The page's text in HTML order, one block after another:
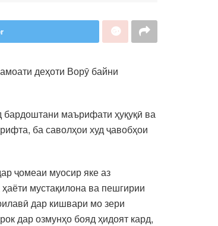
деҳоти Ворӯ байни
маърифати ҳуқуқӣ ва
ба саволҳои худ ҷавобҳои
ҷомеаи муосир яке аз
мустақилона ва пешгирии
дар кишвари мо зери
дар озмунҳо бояд ҳидоят кард,